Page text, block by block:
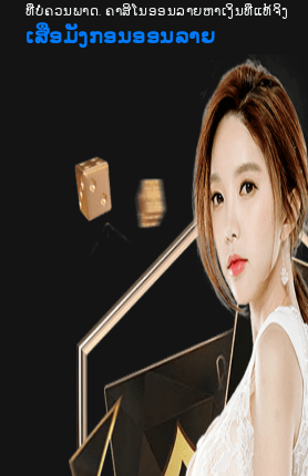
ທີ່ບໍ່ຄວນພາດ. ຄາສິໂນອອນລາຍຫາເງິນທີ່ແທ້ຈິງ
ເສືອມັງກອນອອນລາຍ